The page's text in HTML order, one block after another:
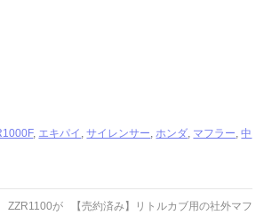
, エキパイ ,サイレンサー,ホンダ, マフラー,中
ZZR1100が
【売約済み】リトルカブ用の社外マフ